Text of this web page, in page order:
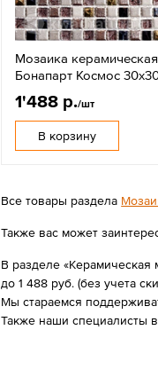
Мозаика керамическая
Бонапарт Космос
1'488 р./шт
В корзину
Все товары раздела
Также вас может
В разделе «Керамическая
до 1 488 руб. (без учета
Мы стараемся
Также наши специалисты